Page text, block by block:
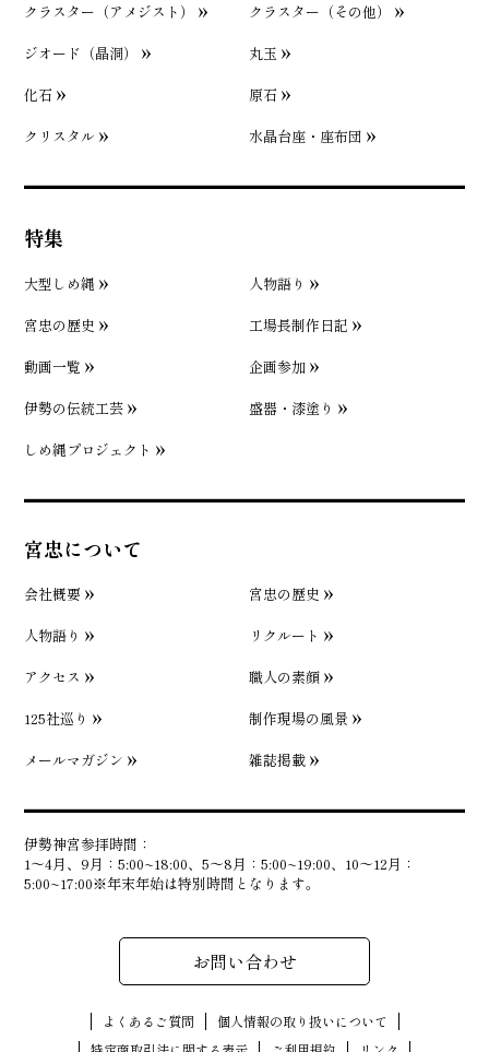
クラスター（アメジスト）
クラスター（その他）
ジオード（晶洞）
丸玉
化石
原石
クリスタル
水晶台座・座布団
特集
大型しめ縄
人物語り
宮忠の歴史
工場長制作日記
動画一覧
企画参加
伊勢の伝統工芸
盛器・漆塗り
しめ縄プロジェクト
宮忠について
会社概要
宮忠の歴史
人物語り
リクルート
アクセス
職人の素顔
125社巡り
制作現場の風景
メールマガジン
雑誌掲載
伊勢神宮参拝時間：
1〜4月、9月：5:00~18:00、5〜8月：5:00~19:00、10〜12月：
5:00~17:00※年末年始は特別時間となります。
お問い合わせ
よくあるご質問
個人情報の取り扱いについて